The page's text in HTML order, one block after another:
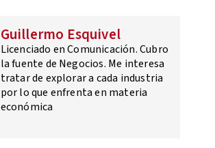
Guillermo Esquivel
Licenciado en Comunicación. Cubro
la fuente de Negocios. Me interesa
tratar de explorar a cada industria
por lo que enfrenta en materia
económica